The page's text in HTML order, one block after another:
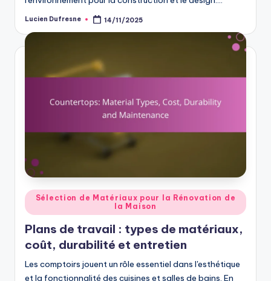
Posted
Lucien Dufresne 14/11/2025
Posted
in
Sélection de Matériaux pour la Rénovation de
la Maison
Plans de travail : types de matériaux,
coût, durabilité et entretien
Les comptoirs jouent un rôle essentiel dans l'esthétique
et la fonctionnalité des cuisines et salles de bains. En